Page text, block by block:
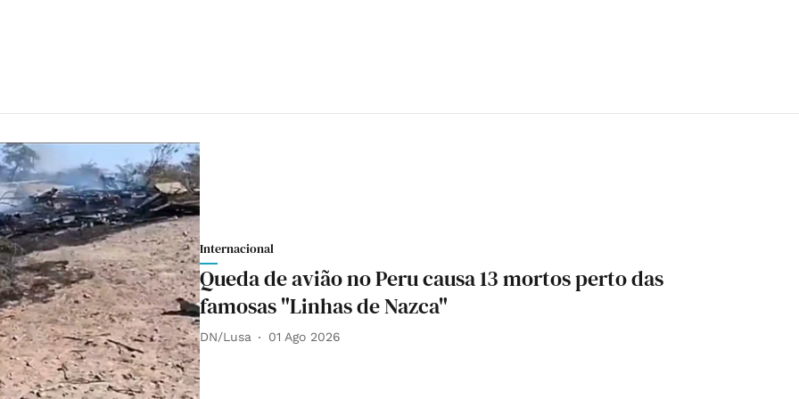
Internacional
Queda de avião no Peru causa 13 mortos perto das
famosas "Linhas de Nazca"
DN/Lusa 01 Ago 2026